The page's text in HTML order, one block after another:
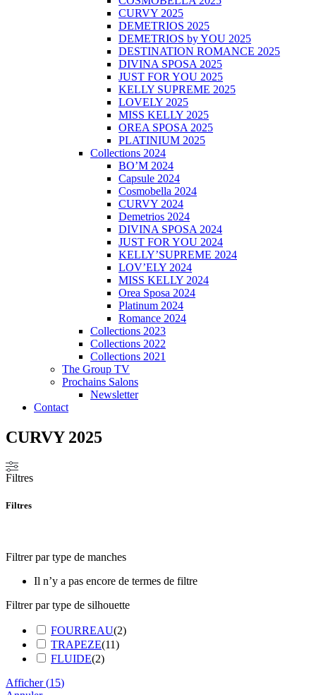
CURVY 2025
DEMETRIOS 2025
DEMETRIOS by YOU 2025
DESTINATION ROMANCE 2025
DIVINA SPOSA 2025
JUST FOR YOU 2025
KELLY SUPREME 2025
LOVELY 2025
MISS KELLY 2025
OREA SPOSA 2025
PLATINIUM 2025
Collections 2024
BO’M 2024
Capsule 2024
Cosmobella 2024
CURVY 2024
Demetrios 2024
DIVINA SPOSA 2024
JUST FOR YOU 2024
KELLY’SUPREME 2024
LOV’ELY 2024
MISS KELLY 2024
Orea Sposa 2024
Platinum 2024
Romance 2024
Collections 2023
Collections 2022
Collections 2021
The Group TV
Prochains Salons
Newsletter
Contact
CURVY 2025
Filtres
Filtres
Filtrer par type de manches
Il n’y a pas encore de termes de filtre
Filtrer par type de silhouette
FOURREAU(2)
TRAPEZE(11)
FLUIDE(2)
Afficher(15)